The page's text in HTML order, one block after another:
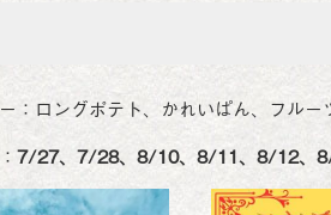
：ロングポテト、かれいぱん、フル
7/27、7/28、8/10、8/11、8/12、